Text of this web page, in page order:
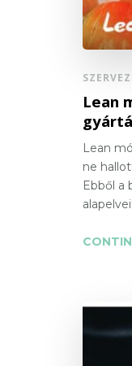
Lean
Lean
ne
Ebből a